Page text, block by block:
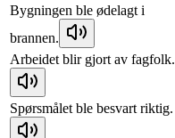
Bygningen ble ødelagt i
brannen.
Arbeidet blir gjort av fagfolk.
Spørsmålet ble besvart riktig.